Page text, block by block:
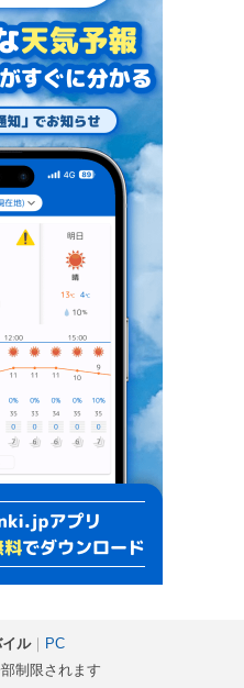
ル｜
PC
制限されます